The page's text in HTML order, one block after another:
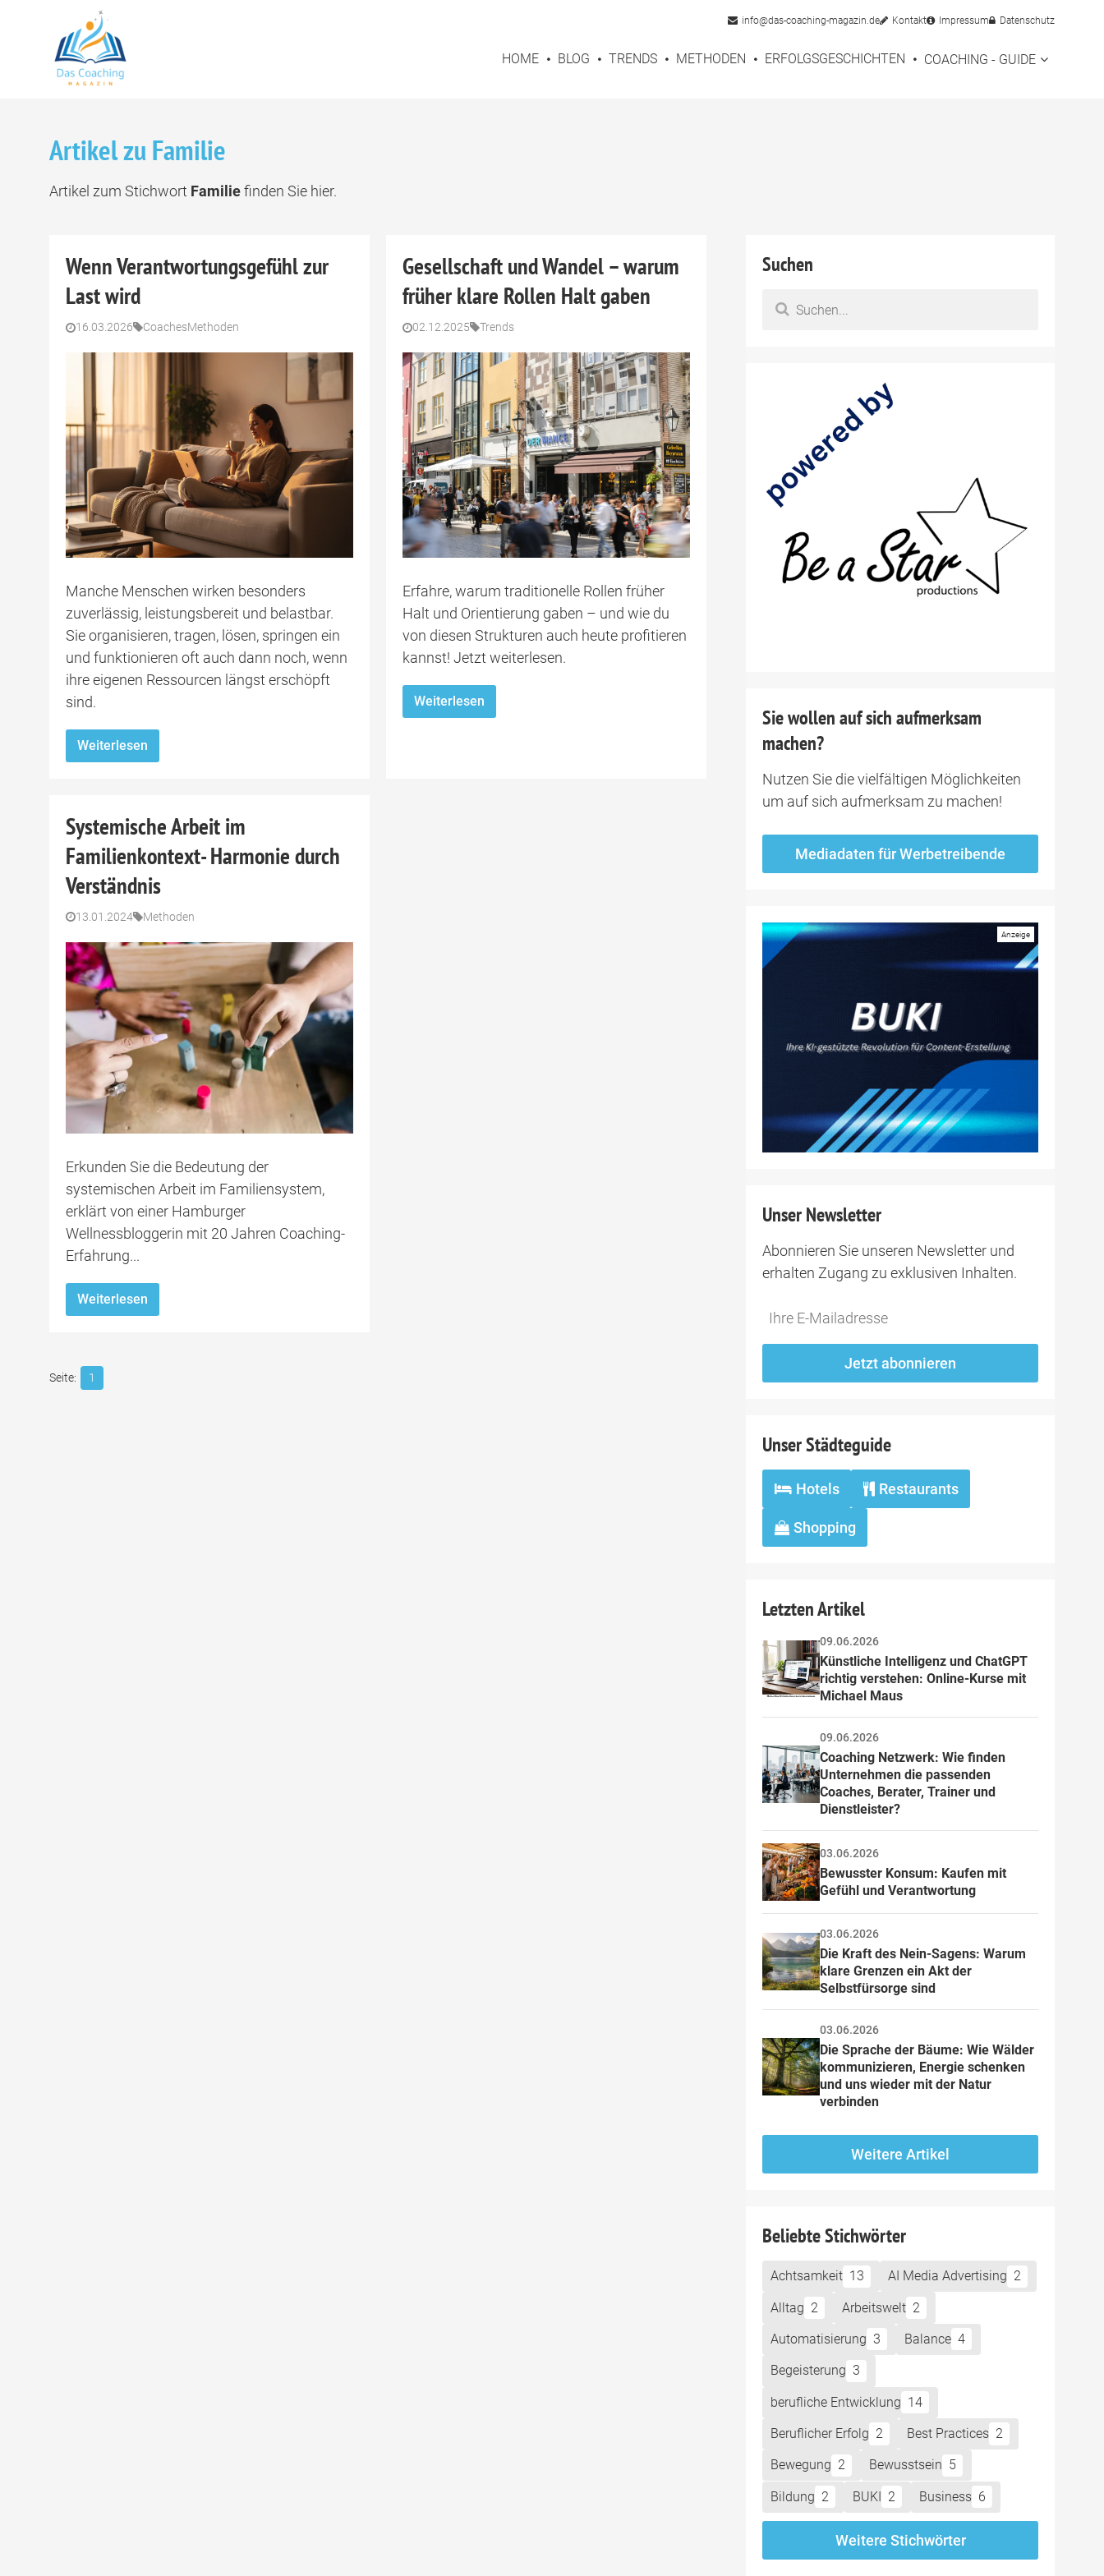
info@das-coaching-magazin.de Kontakt Impressum Datenschutz
HOME BLOG TRENDS METHODEN ERFOLGSGESCHICHTEN COACHING - GUIDE
Artikel zu Familie
Artikel zum Stichwort Familiefinden Sie hier.
Wenn Verantwortungsgefühl zur
Last wird
16.03.2026 CoachesMethoden
Manche Menschen wirken besonders
zuverlässig, leistungsbereit und belastbar.
Sie organisieren, tragen, lösen, springen ein
und funktionieren oft auch dann noch, wenn
ihre eigenen Ressourcen längst erschöpft
sind.
Weiterlesen
Gesellschaft und Wandel – warum
früher klare Rollen Halt gaben
02.12.2025 Trends
Erfahre, warum traditionelle Rollen früher
Halt und Orientierung gaben – und wie du
von diesen Strukturen auch heute profitieren
kannst! Jetzt weiterlesen.
Weiterlesen
Systemische Arbeit im
Familienkontext- Harmonie durch
Verständnis
13.01.2024 Methoden
Erkunden Sie die Bedeutung der
systemischen Arbeit im Familiensystem,
erklärt von einer Hamburger
Wellnessbloggerin mit 20 Jahren Coaching-
Erfahrung...
Weiterlesen
1
Suchen
Sie wollen auf sich aufmerksam
machen?
Nutzen Sie die vielfältigen Möglichkeiten
um auf sich aufmerksam zu machen!
Mediadaten für Werbetreibende
Unser Newsletter
Abonnieren Sie unseren Newsletter und
erhalten Zugang zu exklusiven Inhalten.
Do
this
*Ihre
Jetzt abonnieren
Unser Städteguide
Hotels Restaurants
Shopping
Letzten Artikel
09.06.2026
Künstliche Intelligenz und ChatGPT
richtig verstehen: Online-Kurse mit
Michael Maus
09.06.2026
Coaching Netzwerk: Wie finden
Unternehmen die passenden
Coaches, Berater, Trainer und
Dienstleister?
03.06.2026
Bewusster Konsum: Kaufen mit
Gefühl und Verantwortung
03.06.2026
Die Kraft des Nein-Sagens: Warum
klare Grenzen ein Akt der
Selbstfürsorge sind
03.06.2026
Die Sprache der Bäume: Wie Wälder
kommunizieren, Energie schenken
und uns wieder mit der Natur
verbinden
Weitere Artikel
Beliebte Stichwörter
Achtsamkeit 13 AI Media Advertising 2
Alltag 2 Arbeitswelt 2
Automatisierung 3 Balance 4
Begeisterung 3
berufliche Entwicklung 14
Beruflicher Erfolg 2 Best Practices 2
Bewegung 2 Bewusstsein 5
Bildung 2 BUKI 2 Business 6
Weitere Stichwörter